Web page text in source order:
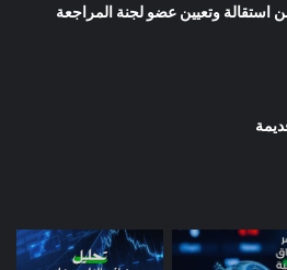
استقالة وتعيين عضو لجنة المراجعة